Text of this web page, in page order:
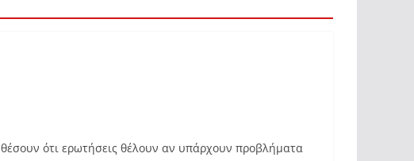
ότι ερωτήσεις θέλουν αν υπάρχουν προβλήματα